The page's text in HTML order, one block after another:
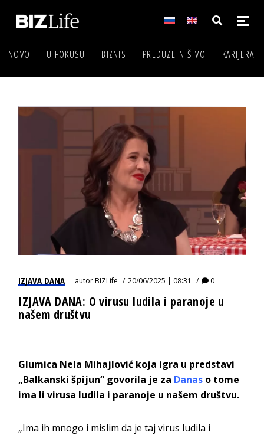
NOVO U FOKUSU BIZNIS PREDUZETNIŠTVO KARIJERA
IZJAVA DANA autorBIZLife 20/06/2025 | 08:31 0
IZJAVA DANA: O virusu ludila i paranoje u
našem društvu
Glumica Nela Mihajlović koja igra u predstavi
„Balkanski špijun“ govorila je za Danas o tome
ima li virusa ludila i paranoje u našem društvu.
„Ima ih mnogo i mislim da je taj virus ludila i